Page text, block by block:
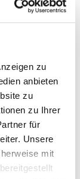
zu
anbieten
zu
zu Ihrer
für
Unsere
mit
die
des